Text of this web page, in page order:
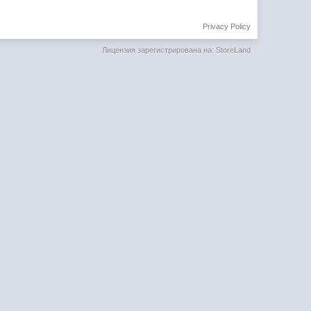
Privacy Policy
Лицензия зарегистрирована на: StoreLand